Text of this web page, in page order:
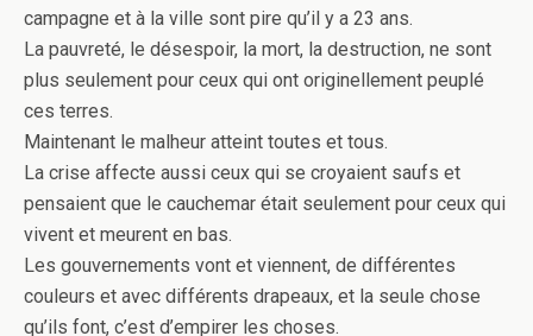
campagne et à la ville sont pire qu’il y a 23 ans.
La pauvreté, le désespoir, la mort, la destruction, ne sont
plus seulement pour ceux qui ont originellement peuplé
ces terres.
Maintenant le malheur atteint toutes et tous.
La crise affecte aussi ceux qui se croyaient saufs et
pensaient que le cauchemar était seulement pour ceux qui
vivent et meurent en bas.
Les gouvernements vont et viennent, de différentes
couleurs et avec différents drapeaux, et la seule chose
qu’ils font, c’est d’empirer les choses.